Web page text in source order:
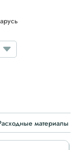
материалы